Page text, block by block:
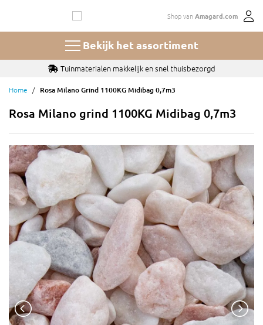
de
Shop vanAmagard.com
Bekijk het assortiment
Tuinmaterialen makkelijk en snel thuisbezorgd
Home Rosa Milano Grind 1100KG Midibag 0,7m3
Rosa Milano grind 1100KG Midibag 0,7m3